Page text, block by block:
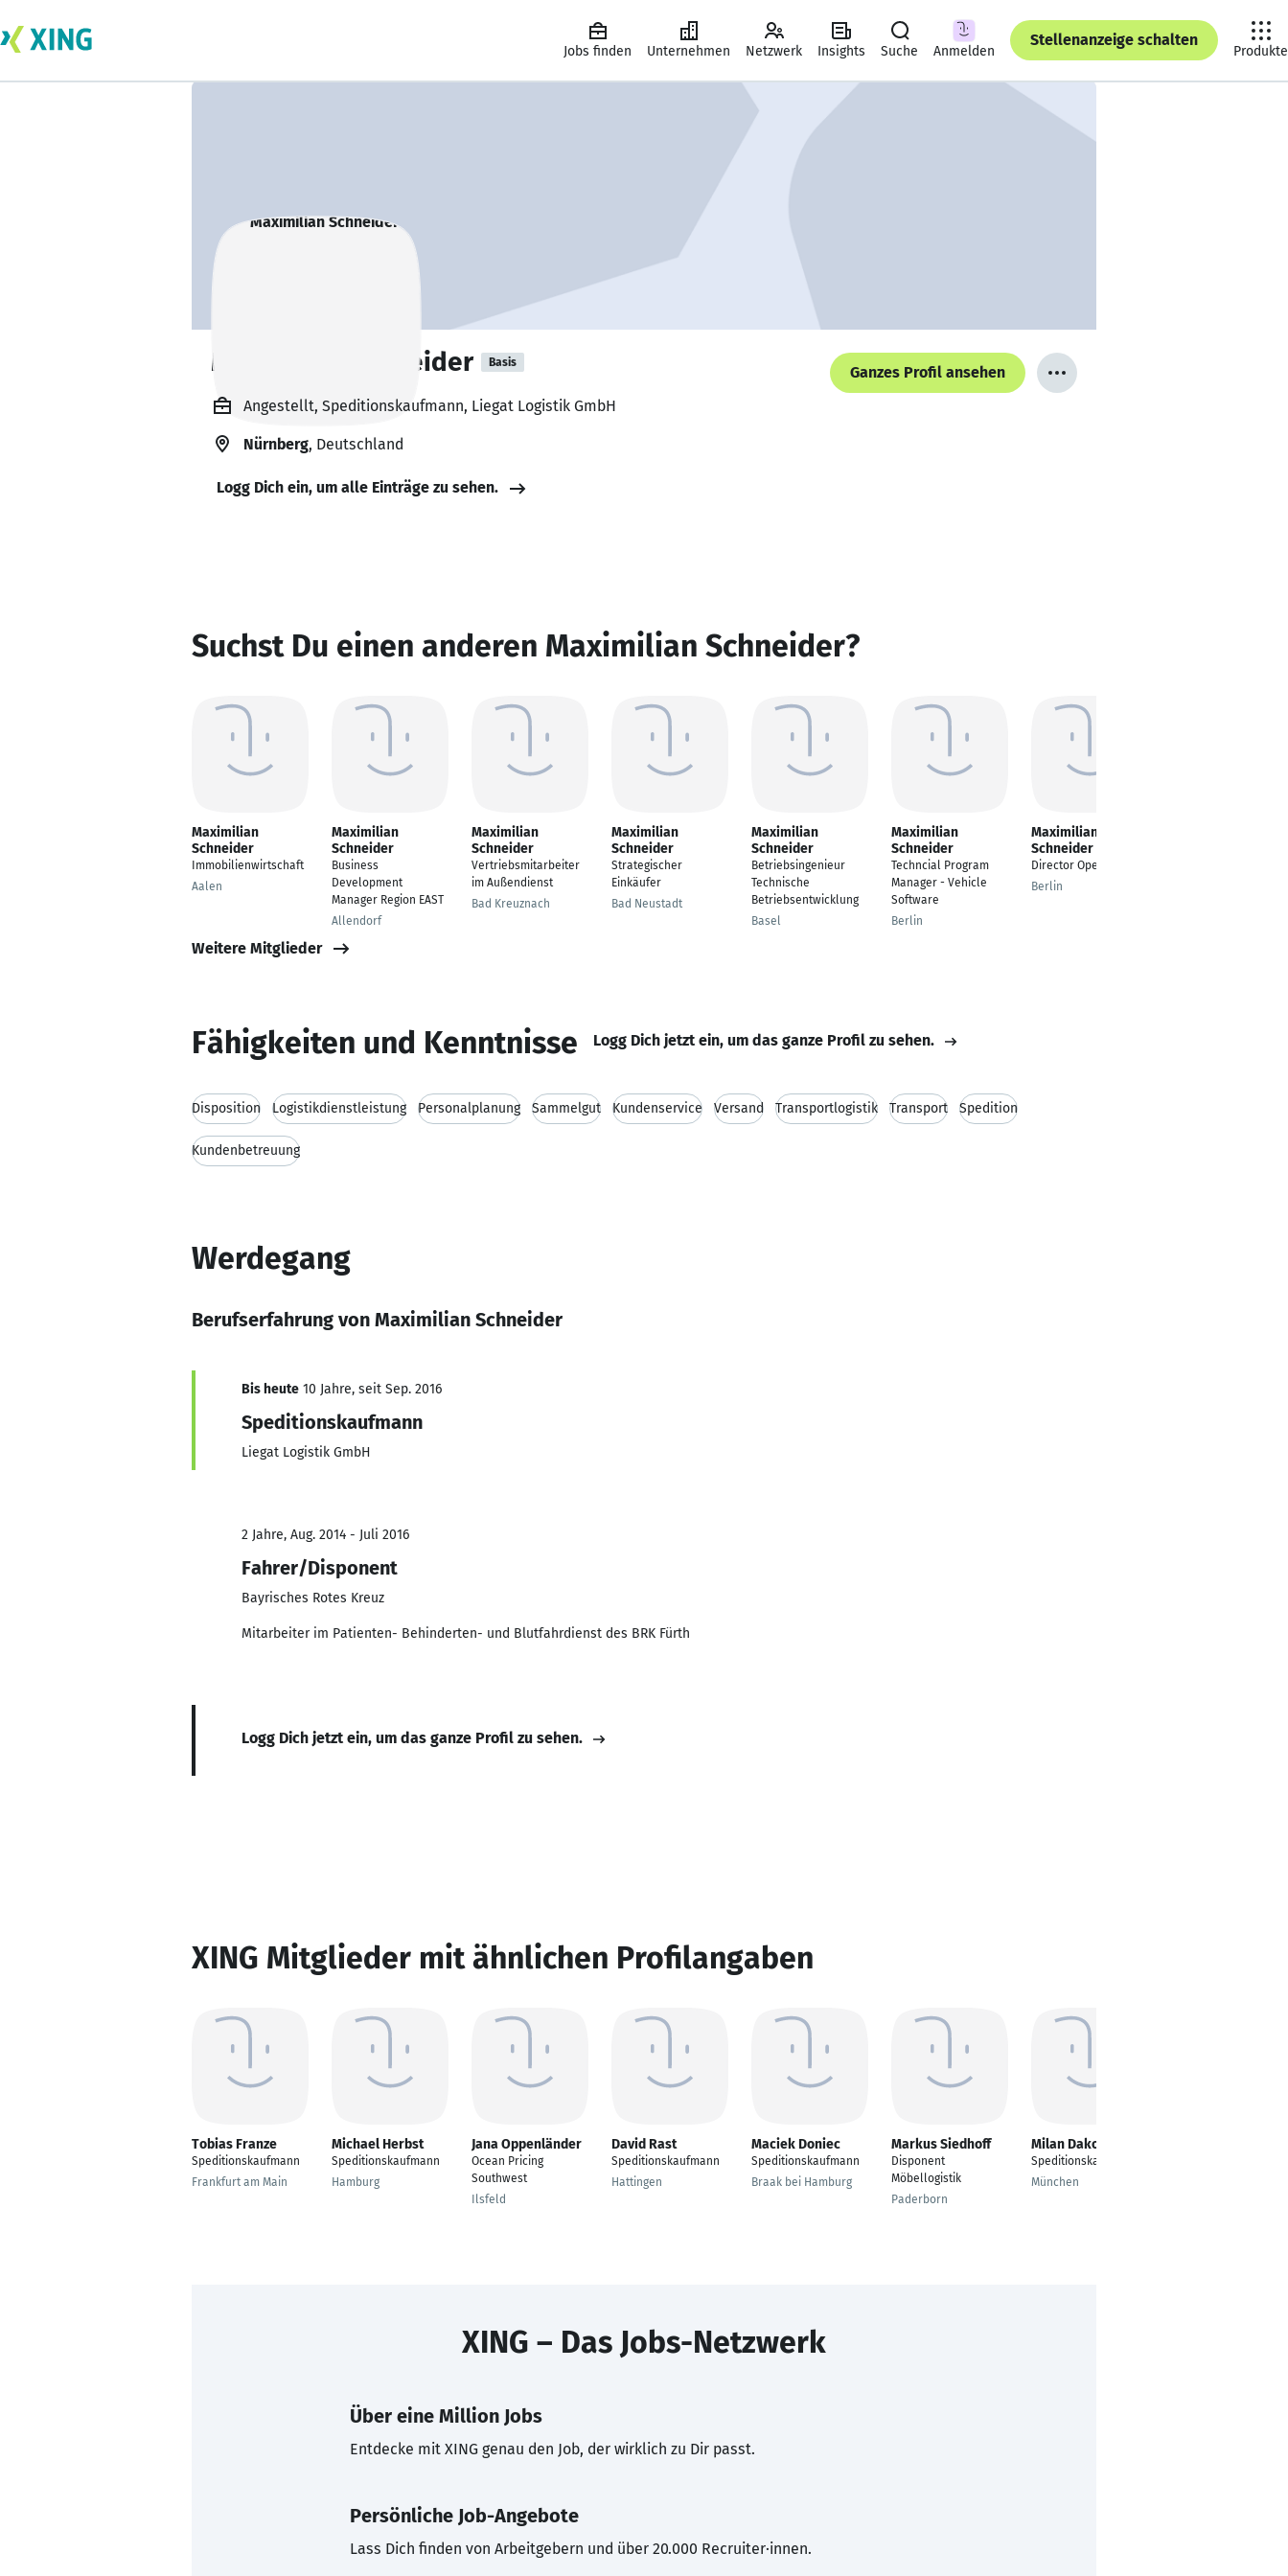
Jobs finden Unternehmen Netzwerk Insights Suche Anmelden
Stellenanzeige schalten
Produkte
Maximilian Schneider Basis
Ganzes Profil ansehen
Angestellt, Speditionskaufmann, Liegat Logistik GmbH
Nürnberg, Deutschland
Logg Dich ein, um alle Einträge zu sehen.
Suchst Du einen anderen Maximilian Schneider?
Maximilian
Schneider
Immobilienwirtschaft
Aalen
Maximilian
Schneider
Business
Development
Manager Region EAST
Allendorf
Maximilian
Schneider
Vertriebsmitarbeiter
im Außendienst
Bad Kreuznach
Maximilian
Schneider
Strategischer
Einkäufer
Bad Neustadt
Maximilian
Schneider
Betriebsingenieur
Technische
Betriebsentwicklung
Basel
Maximilian
Schneider
Techncial Program
Manager - Vehicle
Software
Berlin
Maximilian
Schneider
Director Operations
Berlin
Weitere Mitglieder
Fähigkeiten und Kenntnisse Logg Dich jetzt ein, um das ganze Profil zu sehen.
Disposition Logistikdienstleistung Personalplanung Sammelgut Kundenservice Versand Transportlogistik Transport Spedition
Kundenbetreuung
Werdegang
Berufserfahrung von Maximilian Schneider
Bis heute 10 Jahre, seit Sep. 2016
Speditionskaufmann
Liegat Logistik GmbH
2 Jahre, Aug. 2014 - Juli 2016
Fahrer/Disponent
Bayrisches Rotes Kreuz
Mitarbeiter im Patienten- Behinderten- und Blutfahrdienst des BRK Fürth
Logg Dich jetzt ein, um das ganze Profil zu sehen.
XING Mitglieder mit ähnlichen Profilangaben
Tobias Franze
Speditionskaufmann
Frankfurt am Main
Michael Herbst
Speditionskaufmann
Hamburg
Jana Oppenländer
Ocean Pricing
Southwest
Ilsfeld
David Rast
Speditionskaufmann
Hattingen
Maciek Doniec
Speditionskaufmann
Braak bei Hamburg
Markus Siedhoff
Disponent
Möbellogistik
Paderborn
Milan Dakovic
Speditionskaufmann
München
XING – Das Jobs-Netzwerk
Über eine Million Jobs
Entdecke mit XING genau den Job, der wirklich zu Dir passt.
Persönliche Job-Angebote
Lass Dich finden von Arbeitgebern und über 20.000 Recruiter·innen.